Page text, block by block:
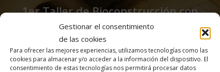
Gestionar el consentimiento
de las cookies
Para ofrecer las mejores experiencias, utilizamos tecnologías como las
cookies para almacenar y/o acceder a la información del dispositivo. El
consentimiento de estas tecnologías nos permitirá procesar datos
1er Taller de Bioconstrucción con
Bambu